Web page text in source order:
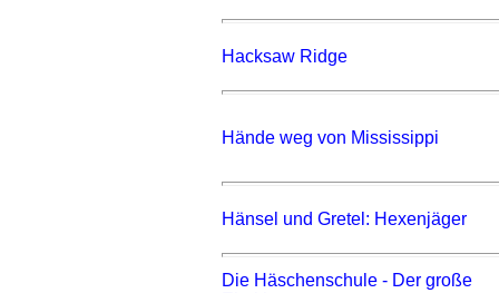
Hacksaw Ridge
Hände weg von Mississippi
Hänsel und Gretel: Hexenjäger
Die Häschenschule - Der große